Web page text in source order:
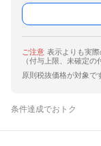
ご注意 表示よりも実
（付与上限、未確定の
原則税抜価格が対象で
条件達成でおトク